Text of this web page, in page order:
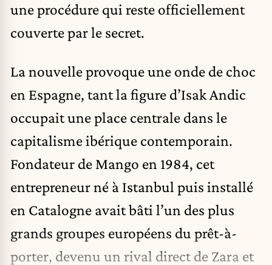
une procédure qui reste officiellement
couverte par le secret.
La nouvelle provoque une onde de choc
en Espagne, tant la figure d’Isak Andic
occupait une place centrale dans le
capitalisme ibérique contemporain.
Fondateur de Mango en 1984, cet
entrepreneur né à Istanbul puis installé
en Catalogne avait bâti l’un des plus
grands groupes européens du prêt-à-
porter, devenu un rival direct de Zara et